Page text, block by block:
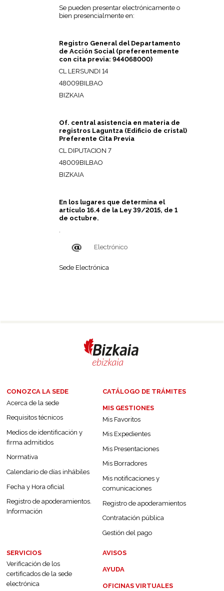
Se pueden presentar electrónicamente o
bien presencialmente en:
Registro General del Departamento
de Acción Social (preferentemente
con cita previa: 944068000)
CL LERSUNDI 14
48009BILBAO
BIZKAIA
Of. central asistencia en materia de
registros Laguntza (Edificio de cristal)
Preferente Cita Previa
CL DIPUTACION 7
48009BILBAO
BIZKAIA
En los lugares que determina el
artículo 16.4 de la Ley 39/2015, de 1
de octubre.
Electrónico
Sede Electrónica
CONOZCA LA SEDE
Acerca de la sede
Requisitos técnicos
Medios de identificación y
firma admitidos
Normativa
Calendario de días inhábiles
Fecha y Hora oficial
Registro de apoderamientos.
Información
CATÁLOGO DE TRÁMITES
MIS GESTIONES
Mis Favoritos
Mis Expedientes
Mis Presentaciones
Mis Borradores
Mis notificaciones y
comunicaciones
Registro de apoderamientos
Contratación pública
Gestión del pago
SERVICIOS
Verificación de los
certificados de la sede
electrónica
AVISOS
AYUDA
OFICINAS VIRTUALES